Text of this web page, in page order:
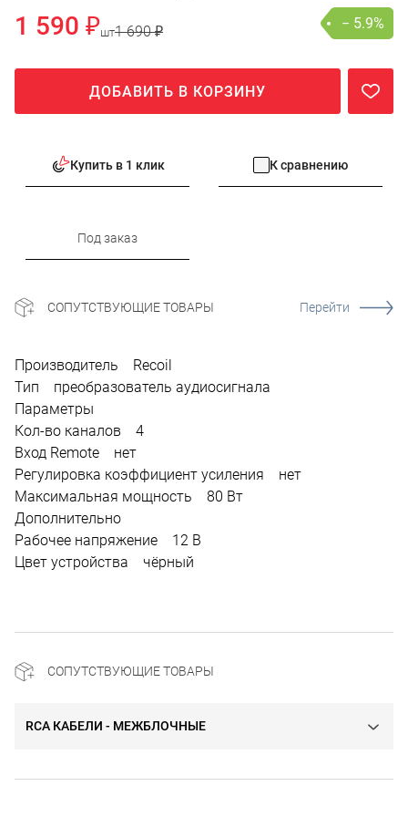
1 590 ₽шт1 690 ₽ − 5.9%
ДОБАВИТЬ В КОРЗИНУ
Купить в 1 клик К сравнению
Под заказ
СОПУТСТВУЮЩИЕ ТОВАРЫ Перейти
Производитель Recoil
Тип преобразователь аудиосигнала
Параметры
Кол-во каналов 4
Вход Remote нет
Регулировка коэффициент усиления нет
Максимальная мощность 80 Вт
Дополнительно
Рабочее напряжение 12 В
Цвет устройства чёрный
СОПУТСТВУЮЩИЕ ТОВАРЫ
RCA КАБЕЛИ - МЕЖБЛОЧНЫЕ